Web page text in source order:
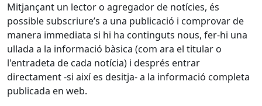
Mitjançant un lector o agregador de notícies, és
possible subscriure’s a una publicació i comprovar de
manera immediata si hi ha continguts nous, fer-hi una
ullada a la informació bàsica (com ara el titular o
l'entradeta de cada notícia) i després entrar
directament -si així es desitja- a la informació completa
publicada en web.